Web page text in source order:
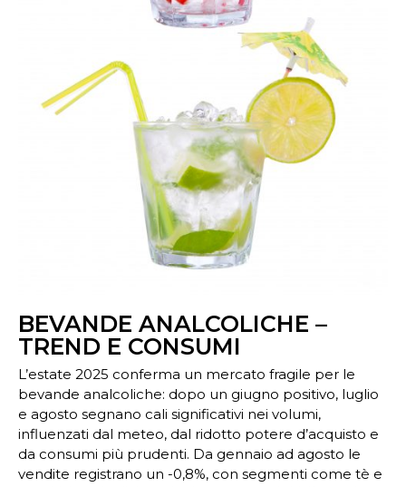
BEVANDE ANALCOLICHE –
TREND E CONSUMI
L’estate 2025 conferma un mercato fragile per le
bevande analcoliche: dopo un giugno positivo, luglio
e agosto segnano cali significativi nei volumi,
influenzati dal meteo, dal ridotto potere d’acquisto e
da consumi più prudenti. Da gennaio ad agosto le
vendite registrano un -0,8%, con segmenti come tè e